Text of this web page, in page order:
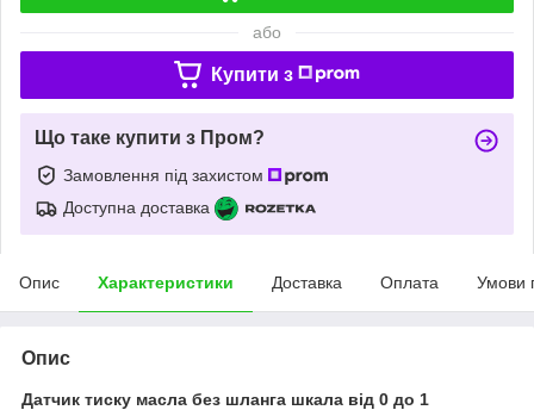
або
Купити з
Що таке купити з Пром?
Замовлення під захистом
Доступна доставка
Опис Характеристики Доставка Оплата Умови
Опис
Датчик тиску масла без шланга шкала від 0 до 1